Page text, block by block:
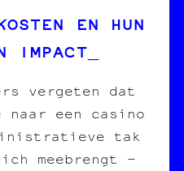
EN HUN
IMPACT
vergeten dat
een casino
tak
meebrengt –